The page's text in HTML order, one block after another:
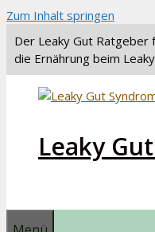
Zum Inhalt springen
Der Leaky Gut Ratgeber
die Ernährung beim
Leaky